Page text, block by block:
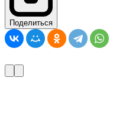
Поделиться